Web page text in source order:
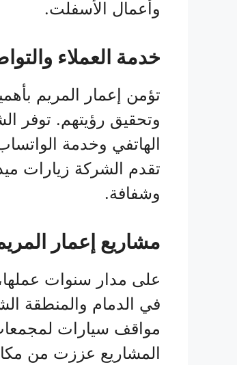
وأعمال الأسفلت.
خدمة العملاء
تؤمن إعمار المريم
وتحقيق رؤيتهم. توفر
الهاتفي وخدمة
تقدم الشركة زيارات
وشفافة.
مشاريع إعمار
على مدار سنوات
في الدمام والمنطقة
مواقف سيارات
المشاريع عززت من